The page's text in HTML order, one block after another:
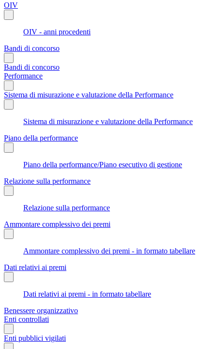
OIV
OIV - anni procedenti
Bandi di concorso
Bandi di concorso
Performance
Sistema di misurazione e valutazione della Performance
Sistema di misurazione e valutazione della Performance
Piano della performance
Piano della performance/Piano esecutivo di gestione
Relazione sulla performance
Relazione sulla performance
Ammontare complessivo dei premi
Ammontare complessivo dei premi - in formato tabellare
Dati relativi ai premi
Dati relativi ai premi - in formato tabellare
Benessere organizzativo
Enti controllati
Enti pubblici vigilati